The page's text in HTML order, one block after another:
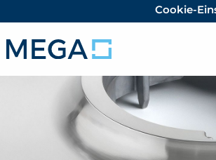
Cookie-